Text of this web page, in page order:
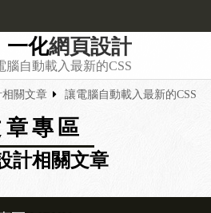
一化網頁設計
腦自動載入最新的CSS
關文章 讓電腦自動載入最新的CSS
章專區
計相關文章